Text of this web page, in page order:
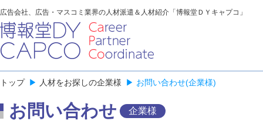
広告会社、広告・マスコミ業界の人材派遣＆人材紹介「博報堂ＤＹキャプコ」
トップ ▶ 人材をお探しの企業様 ▶ お問い合わせ(企業様)
お問い合わせ 企業様